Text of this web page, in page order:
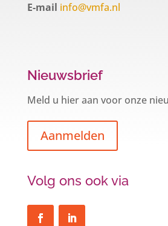
E-mail info@vmfa.nl
Nieuwsbrief
Meld u hier aan voor onze
Aanmelden
Volg ons ook via